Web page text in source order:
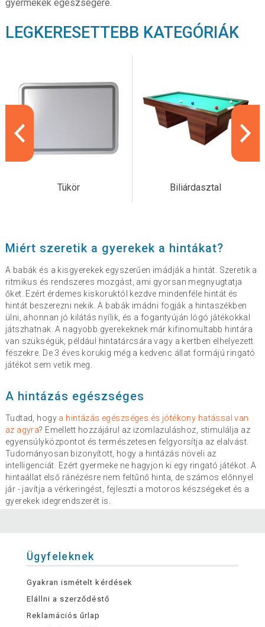
gyermekek egészségére.
LEGKERESETTEBB KATEGÓRIÁK
Tükör Biliárdasztal
Miért szeretik a gyerekek a hintákat?
A babák és a kisgyerekek egyszerűen imádják a hintát. Szeretik a
ritmikus és rendszeres mozgást, ami gyorsan megnyugtatja
őket. Ezért érdemes kiskoruktól kezdve mindenféle hintát és
hintát beszerezni nekik. A babák imádni fogják a hintaszékben
ülni, ahonnan jó kilátás nyílik, és a fogantyúján lógó játékokkal
játszhatnak. A nagyobb gyerekeknek már kifinomultabb hintára
van szükségük, például hintatárcsára vagy a kertben elhelyezett
fészekre. De 3 éves korukig még a kedvenc állat formájú ringató
játékot sem vetik meg.
A hintázás egészséges
Tudtad, hogy a hintázás egészséges és jótékony hatással van
az agyra? Emellett hozzájárul az izomlazuláshoz, stimulálja az
egyensúlyközpontot és természetesen felgyorsítja az elalvást.
Tudományosan bizonyított, hogy a hintázás növeli az
intelligenciát. Ezért gyermeke ne hagyjon ki egy ringató játékot. A
hintaállat első ránézésre nem feltűnő hinta, de számos előnnyel
jár - javítja a vérkeringést, fejleszti a motoros készségeket és a
gyerekek idegrendszerét is.
Ügyfeleknek
Gyakran ismételt kérdések
Elállni a szerződéstő
Reklamációs űrlap